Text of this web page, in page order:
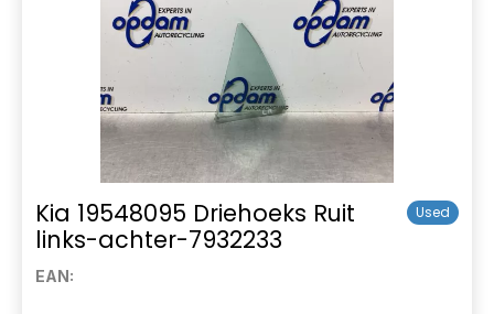
Kia 19548095 Driehoeks Ruit
links-achter-7932233
Used
EAN: